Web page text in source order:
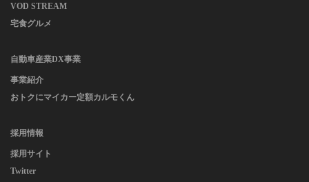
VOD STREAM
宅食グルメ
自動車産業DX事業
事業紹介
おトクにマイカー定額カルモくん
採用情報
採用サイト
Twitter